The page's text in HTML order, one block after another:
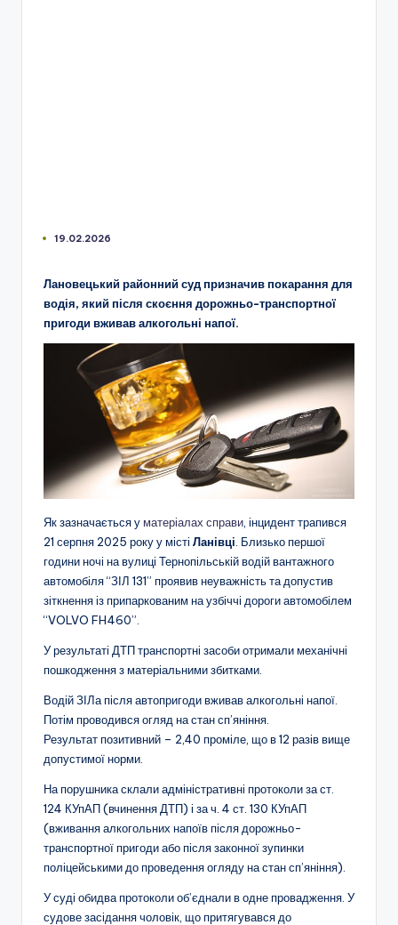
19.02.2026
Лановецький районний суд призначив покарання для
водія, який після скоєння дорожньо-транспортної
пригоди вживав алкогольні напої.
Як зазначається у матеріалах справи , інцидент трапився
21 серпня 2025 року у місті Ланівці . Близько першої
години ночі на вулиці Тернопільській водій вантажного
автомобіля “ЗІЛ 131” проявив неуважність та допустив
зіткнення із припаркованим на узбіччі дороги автомобілем
“VOLVO FH460”.
У результаті ДТП транспортні засоби отримали механічні
пошкодження з матеріальними збитками.
Водій ЗІЛа після автопригоди вживав алкогольні напої.
Потім проводився огляд на стан сп’яніння.
Результат позитивний – 2,40 проміле, що в 12 разів вище
допустимої норми.
На порушника склали адміністративні протоколи за ст.
124 КУпАП (вчинення ДТП) і за ч. 4 ст. 130 КУпАП
(вживання алкогольних напоїв після дорожньо-
транспортної пригоди або після законної зупинки
поліцейськими до проведення огляду на стан сп’яніння).
У суді обидва протоколи об’єднали в одне провадження. У
судове засідання чоловік, що притягувався до